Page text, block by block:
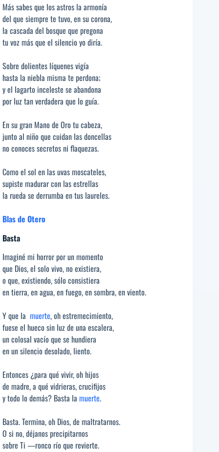
Más sabes que los astros la armonía
del que siempre te tuvo, en su corona,
la cascada del bosque que pregona
tu voz más que el silencio yo diría.
Sobre dolientes líquenes vigía
hasta la niebla misma te perdona;
y el lagarto inceleste se abandona
por luz tan verdadera que lo guía.
En su gran Mano de Oro tu cabeza,
junto al niño que cuidan las doncellas
no conoces secretos ni flaquezas.
Como el sol en las uvas moscateles,
supiste madurar con las estrellas
la rueda se derrumba en tus laureles.
Blas de Otero
Basta
Imaginé mi horror por un momento
que Dios, el solo vivo, no existiera,
o que, existiendo, sólo consistiera
en tierra, en agua, en fuego, en sombra, en viento.
Y que la muerte, oh estremecimiento,
fuese el hueco sin luz de una escalera,
un colosal vacío que se hundiera
en un silencio desolado, liento.
Entonces ¿para qué vivir, oh hijos
de madre, a qué vidrieras, crucifijos
y todo lo demás? Basta la muerte.
Basta. Termina, oh Dios, de maltratarnos.
O si no, déjanos precipitarnos
sobre Ti —ronco río que revierte.